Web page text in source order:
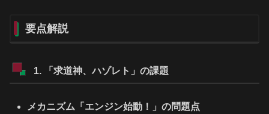
要点解説
1. 「求道神、ハゾレト」の課題
メカニズム「エンジン始動！」の問題点